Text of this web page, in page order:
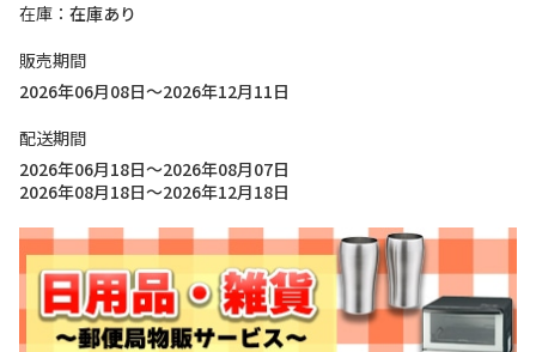
在庫
在庫あり
販売期間
2026年06月08日～2026年12月11日
配送期間
2026年06月18日～2026年08月07日
2026年08月18日～2026年12月18日